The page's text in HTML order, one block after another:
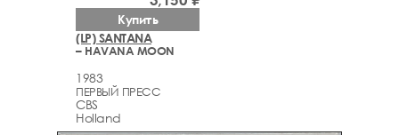
(LP) SANTANA
– HAVANA MOON
1983
ПЕРВЫЙ ПРЕСС
CBS
Holland
Купить